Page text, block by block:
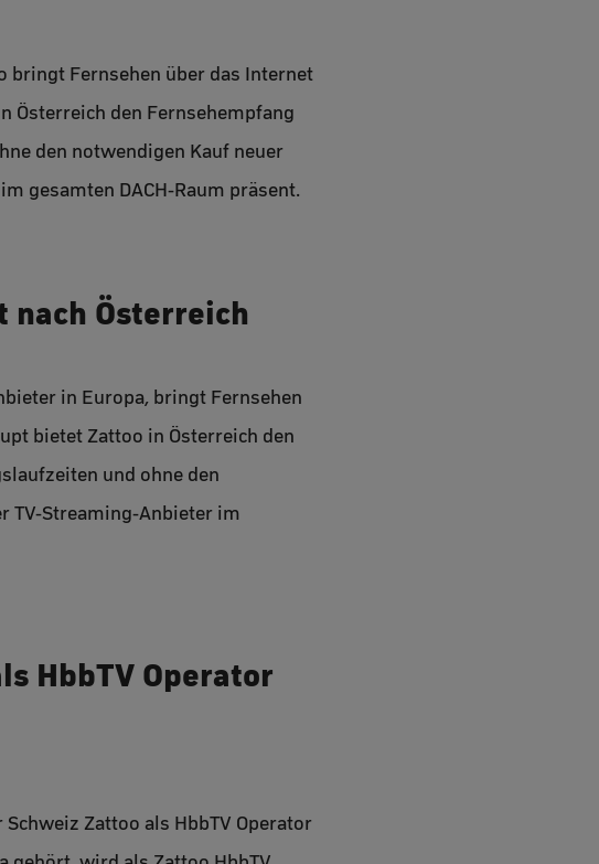
bringt Fernsehen über das Internet
Österreich den Fernsehempfang
den notwendigen Kauf neuer
gesamten DACH-Raum präsent.
Österreich
in Europa, bringt Fernsehen
bietet Zattoo in Österreich den
und ohne den
TV-Streaming-Anbieter im
HbbTV Operator
Zattoo als HbbTV Operator